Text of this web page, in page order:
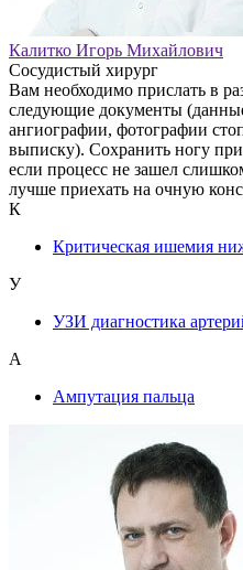
Калитко Игорь Михайлович
Сосудистый хирург
Вам необходимо прислать в
следующие документы
ангиографии, фотографии
выписку). Сохранить ногу при
если процесс не зашел
лучше приехать на очную
К
Критическая ишемия
У
УЗИ диагностика
А
Ампутация пальца